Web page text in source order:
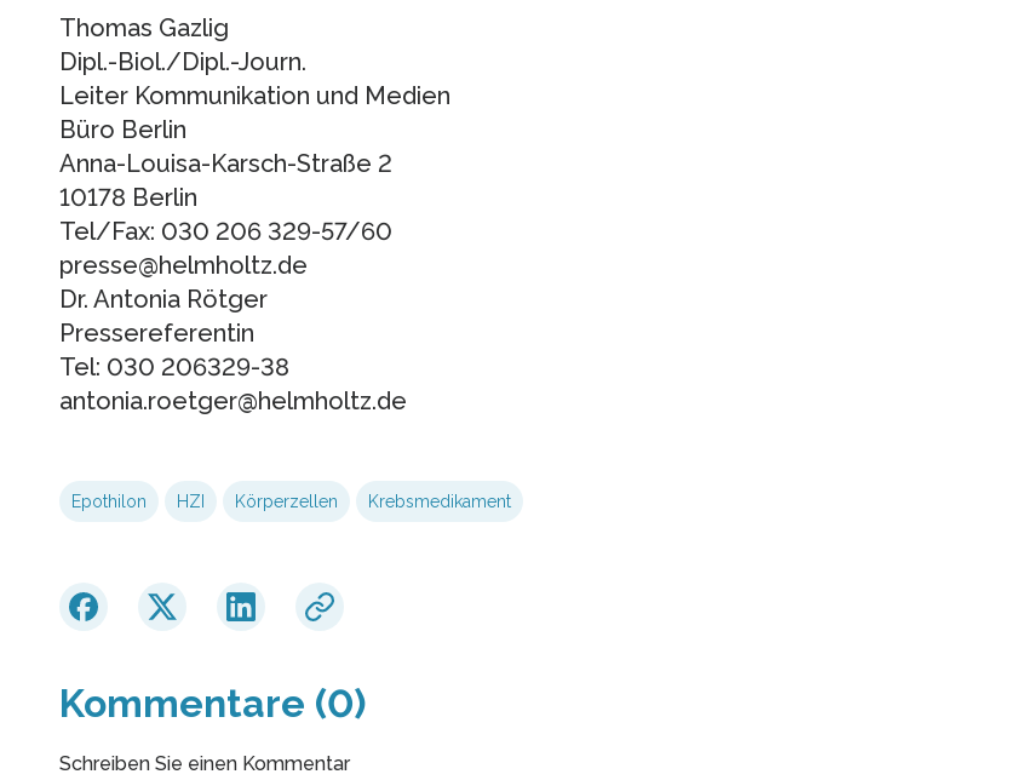
Thomas Gazlig
Dipl.-Biol./Dipl.-Journ.
Leiter Kommunikation und Medien
Büro Berlin
Anna-Louisa-Karsch-Straße 2
10178 Berlin
Tel/Fax: 030 206 329-57/60
presse@helmholtz.de
Dr. Antonia Rötger
Pressereferentin
Tel: 030 206329-38
antonia.roetger@helmholtz.de
Epothilon HZI Körperzellen Krebsmedikament
Kommentare (0)
Schreiben Sie einen Kommentar